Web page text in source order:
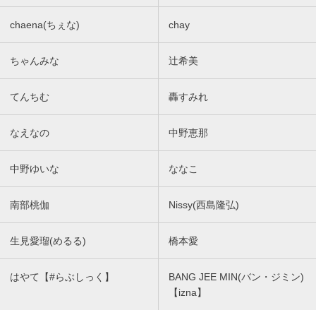
chaena(ちぇな) chay
ちゃんみな 辻希美
てんちむ 轟すみれ
なえなの 中野恵那
中野ゆいな ななこ
南部桃伽 Nissy(西島隆弘)
生見愛瑠(めるる) 橋本愛
はやて【#らぶしっく】
BANG JEE MIN(バン・ジミン)
【izna】